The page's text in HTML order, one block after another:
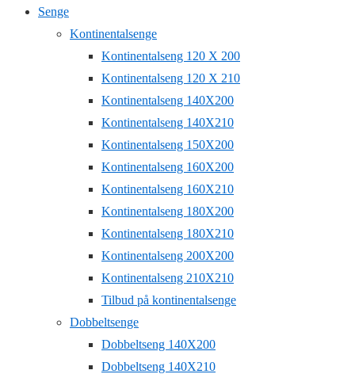
Senge
Kontinentalsenge
Kontinentalseng 120 X 200
Kontinentalseng 120 X 210
Kontinentalseng 140X200
Kontinentalseng 140X210
Kontinentalseng 150X200
Kontinentalseng 160X200
Kontinentalseng 160X210
Kontinentalseng 180X200
Kontinentalseng 180X210
Kontinentalseng 200X200
Kontinentalseng 210X210
Tilbud på kontinentalsenge
Dobbeltsenge
Dobbeltseng 140X200
Dobbeltseng 140X210